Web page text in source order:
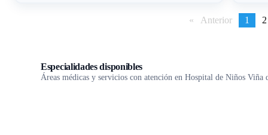
Anterior pageYou're
on
1 2
Especialidades disponibles
Áreas médicas y servicios con atención en Hospital de Niños Viña